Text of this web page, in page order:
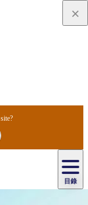
site?
目錄